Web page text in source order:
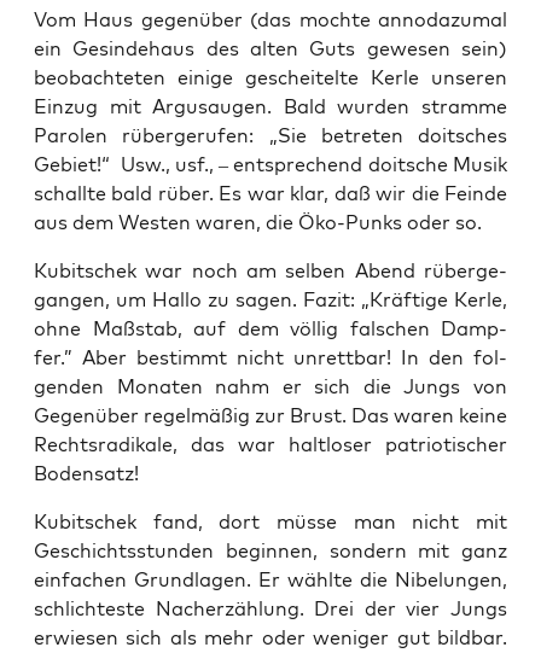
Vom Haus gegen­über (das moch­te anno­da­zu­mal
ein Gesin­de­haus des alten Guts gewe­sen sein)
beob­ach­te­ten eini­ge geschei­tel­te Ker­le unse­ren
Ein­zug mit Argus­au­gen. Bald wur­den stram­me
Paro­len rüber­ge­ru­fen: „Sie betre­ten doit­sches
Gebiet!“ Usw., usf., – ent­spre­chend doit­sche Musik
schall­te bald rüber. Es war klar, daß wir die Fein­de
aus dem Wes­ten waren, die Öko-Punks oder so.
Kubit­schek war noch am sel­ben Abend rüber­ge­
gan­gen, um Hal­lo zu sagen. Fazit: „Kräf­ti­ge Ker­le,
ohne Maß­stab, auf dem völ­lig fal­schen Damp­
fer.” Aber bestimmt nicht unrett­bar! In den fol­
gen­den Mona­ten nahm er sich die Jungs von
Gegen­über regel­mä­ßig zur Brust. Das waren kei­ne
Rechts­ra­di­ka­le, das war halt­lo­ser patrio­ti­scher
Bodensatz!
Kubit­schek fand, dort müs­se man nicht mit
Geschichts­stun­den begin­nen, son­dern mit ganz
ein­fa­chen Grund­la­gen. Er wähl­te die Nibe­lun­gen,
schlich­tes­te Nach­er­zäh­lung. Drei der vier Jungs
erwie­sen sich als mehr oder weni­ger gut bild­bar.